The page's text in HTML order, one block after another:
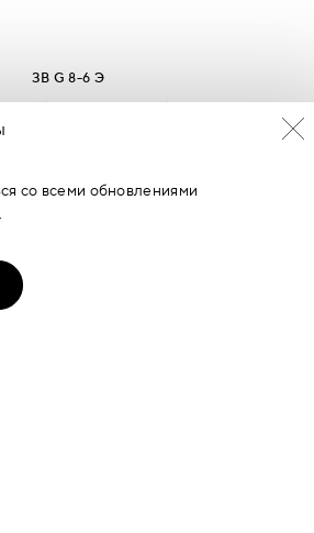
ЗВ G 8-6 Э
руб(1 Предложение)
со всеми обновлениями